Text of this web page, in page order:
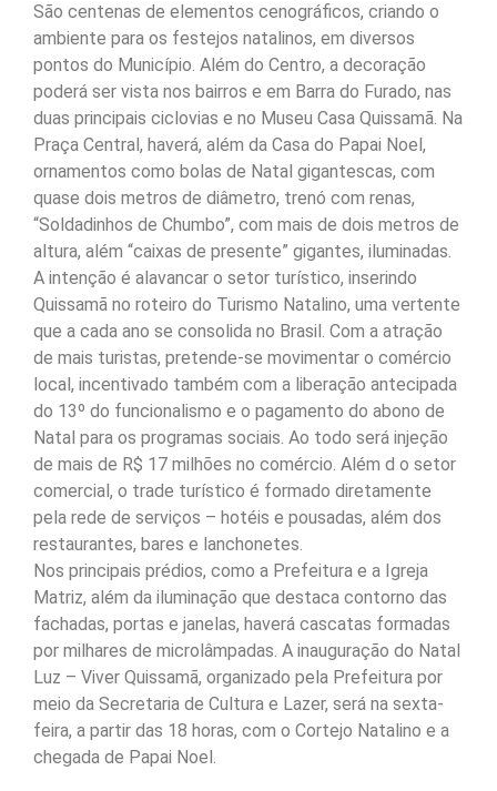
São centenas de elementos cenográficos, criando o
ambiente para os festejos natalinos, em diversos
pontos do Município. Além do Centro, a decoração
poderá ser vista nos bairros e em Barra do Furado, nas
duas principais ciclovias e no Museu Casa Quissamã. Na
Praça Central, haverá, além da Casa do Papai Noel,
ornamentos como bolas de Natal gigantescas, com
quase dois metros de diâmetro, trenó com renas,
“Soldadinhos de Chumbo”, com mais de dois metros de
altura, além “caixas de presente” gigantes, iluminadas.
A intenção é alavancar o setor turístico, inserindo
Quissamã no roteiro do Turismo Natalino, uma vertente
que a cada ano se consolida no Brasil. Com a atração
de mais turistas, pretende-se movimentar o comércio
local, incentivado também com a liberação antecipada
do 13º do funcionalismo e o pagamento do abono de
Natal para os programas sociais. Ao todo será injeção
de mais de R$ 17 milhões no comércio. Além d o setor
comercial, o trade turístico é formado diretamente
pela rede de serviços – hotéis e pousadas, além dos
restaurantes, bares e lanchonetes.
Nos principais prédios, como a Prefeitura e a Igreja
Matriz, além da iluminação que destaca contorno das
fachadas, portas e janelas, haverá cascatas formadas
por milhares de microlâmpadas. A inauguração do Natal
Luz – Viver Quissamã, organizado pela Prefeitura por
meio da Secretaria de Cultura e Lazer, será na sexta-
feira, a partir das 18 horas, com o Cortejo Natalino e a
chegada de Papai Noel.